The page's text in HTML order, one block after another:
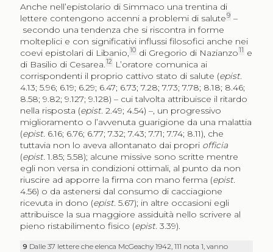
Anche nell’epistolario di Simmaco una trentina di
lettere contengono accenni a problemi di salute9 –
secondo una tendenza che si riscontra in forme
molteplici e con significativi influssi filosofici anche nei
coevi epistolari di Libanio,10 di Gregorio di Nazianzo11 e
di Basilio di Cesarea.12
L’oratore comunica ai
corrispondenti il proprio cattivo stato di salute (epist.
4.13; 5.96; 6.19; 6.29; 6.47; 6.73; 7.28; 7.73; 7.78; 8.18; 8.46;
8.58; 9.82; 9.127; 9.128) – cui talvolta attribuisce il ritardo
nella risposta (epist. 2.49; 4.54) –, un progressivo
miglioramento o l’avvenuta guarigione da una malattia
(epist. 6.16; 6.76; 6.77; 7.32; 7.43; 7.71; 7.74; 8.11), che
tuttavia non lo aveva allontanato dai propri officia
(epist. 1.85; 5.58); alcune missive sono scritte mentre
egli non versa in condizioni ottimali, al punto da non
riuscire ad apporre la firma con mano ferma (epist.
4.56) o da astenersi dal consumo di cacciagione
ricevuta in dono (epist. 5.67); in altre occasioni egli
attribuisce la sua maggiore assiduità nello scrivere al
pieno ristabilimento fisico (epist. 3.39).
9 Dalle 37 lettere che elenca McGeachy 1942, 111 nota 1, vanno